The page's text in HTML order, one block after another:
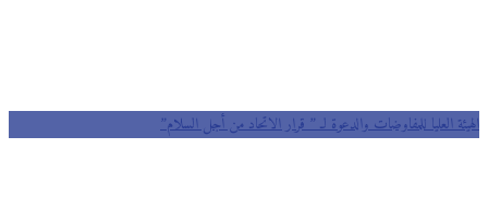
الهيئة العليا للمفاوضات والدعوة لـ ” قرار الاتحاد من أجل السلام”